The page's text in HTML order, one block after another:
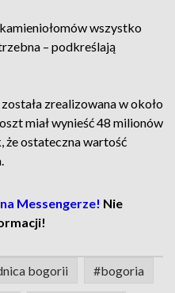
wszystko
– podkreślają
zrealizowana w około
miał wynieść 48 milionów
że ostateczna wartość
Messengerze! Nie
bogorii #bogoria